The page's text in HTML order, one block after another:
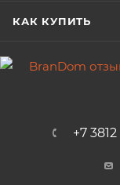
КАК КУПИТЬ
+7